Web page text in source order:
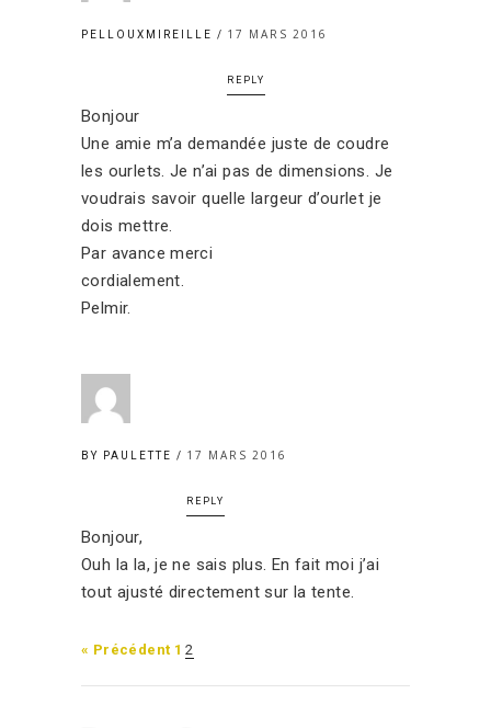
PELLOUXMIREILLE 17 MARS 2016
REPLY
Bonjour
Une amie m’a demandée juste de coudre
les ourlets. Je n’ai pas de dimensions. Je
voudrais savoir quelle largeur d’ourlet je
dois mettre.
Par avance merci
cordialement.
Pelmir.
BY PAULETTE 17 MARS 2016
REPLY
Bonjour,
Ouh la la, je ne sais plus. En fait moi j’ai
tout ajusté directement sur la tente.
« Précédent 1 2